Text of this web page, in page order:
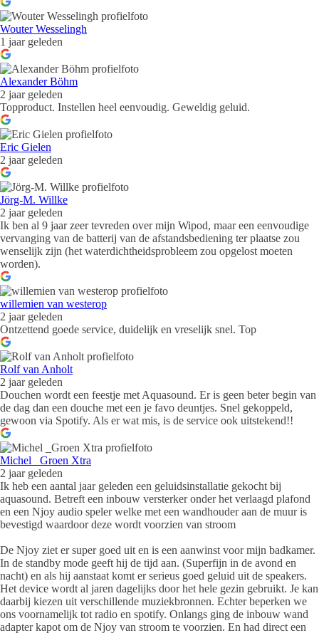
Wouter Wesselingh
1 jaar geleden
Alexander Böhm
2 jaar geleden
Topproduct. Instellen heel eenvoudig. Geweldig geluid.
Eric Gielen
2 jaar geleden
Jörg-M. Willke
2 jaar geleden
Ik ben al 9 jaar zeer tevreden over mijn Wipod, maar een eenvoudige
vervanging van de batterij van de afstandsbediening ter plaatse zou
wenselijk zijn (het waterdichtheidsprobleem zou opgelost moeten
worden).
willemien van westerop
2 jaar geleden
Ontzettend goede service, duidelijk en vreselijk snel. Top
Rolf van Anholt
2 jaar geleden
Douchen wordt een feestje met Aquasound. Er is geen beter begin van
de dag dan een douche met een je favo deuntjes. Snel gekoppeld,
gewoon via Spotify. Als er wat mis, is de service ook uitstekend!!
Michel _Groen Xtra
2 jaar geleden
Ik heb een aantal jaar geleden een geluidsinstallatie gekocht bij
aquasound. Betreft een inbouw versterker onder het verlaagd plafond
en een Njoy audio speler welke met een wandhouder aan de muur is
bevestigd waardoor deze wordt voorzien van stroom
De Njoy ziet er super goed uit en is een aanwinst voor mijn badkamer.
In de standby mode geeft hij de tijd aan. (Superfijn in de avond en
nacht) en als hij aanstaat komt er serieus goed geluid uit de speakers.
Het device wordt al jaren dagelijks door het hele gezin gebruikt. Je kan
daarbij kiezen uit verschillende muziekbronnen. Echter beperken we
ons voornamelijk tot radio en spotify. Onlangs ging de inbouw wand
adapter kapot om de Njoy van stroom te voorzien. En had direct een